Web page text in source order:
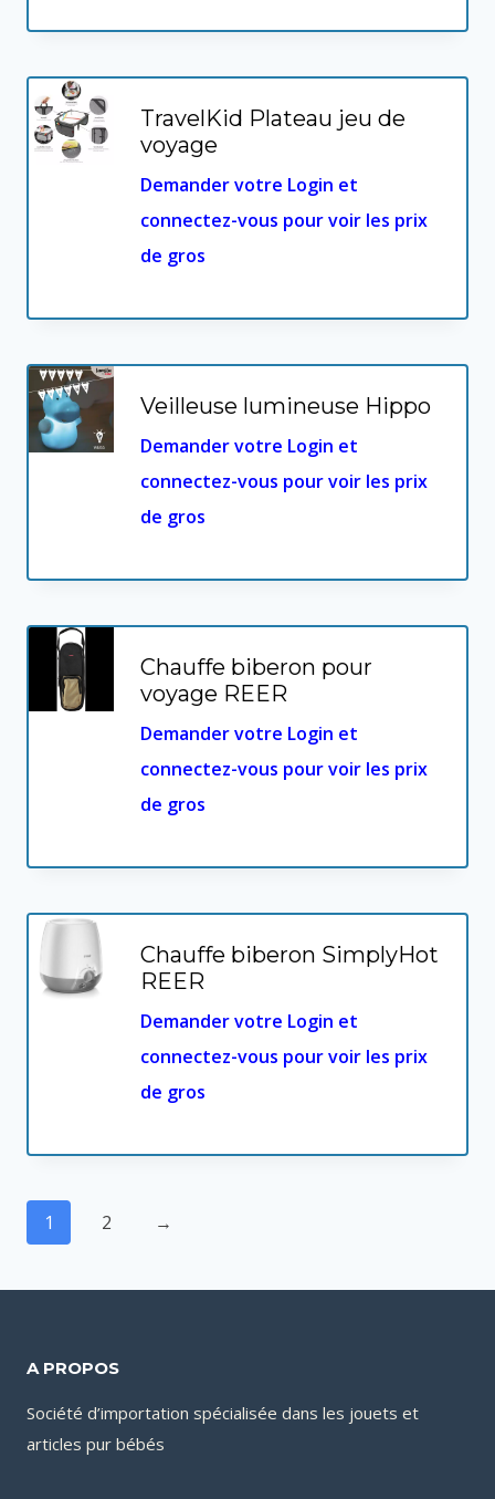
TravelKid Plateau jeu de
voyage
Demander votre Login et
connectez-vous pour voir les prix
de gros
Veilleuse lumineuse Hippo
Demander votre Login et
connectez-vous pour voir les prix
de gros
Chauffe biberon pour
voyage REER
Demander votre Login et
connectez-vous pour voir les prix
de gros
Chauffe biberon SimplyHot
REER
Demander votre Login et
connectez-vous pour voir les prix
de gros
1 2 →
A PROPOS
Société d’importation spécialisée dans les jouets et
articles pur bébés